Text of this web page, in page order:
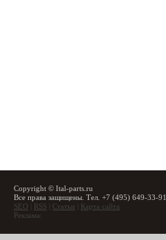
Copyright © Ital-parts.ru
Все права защищены. Тел. +7 (495) 649-33-91
SEO
RSS Статьи
Карта сайта
Реклама: